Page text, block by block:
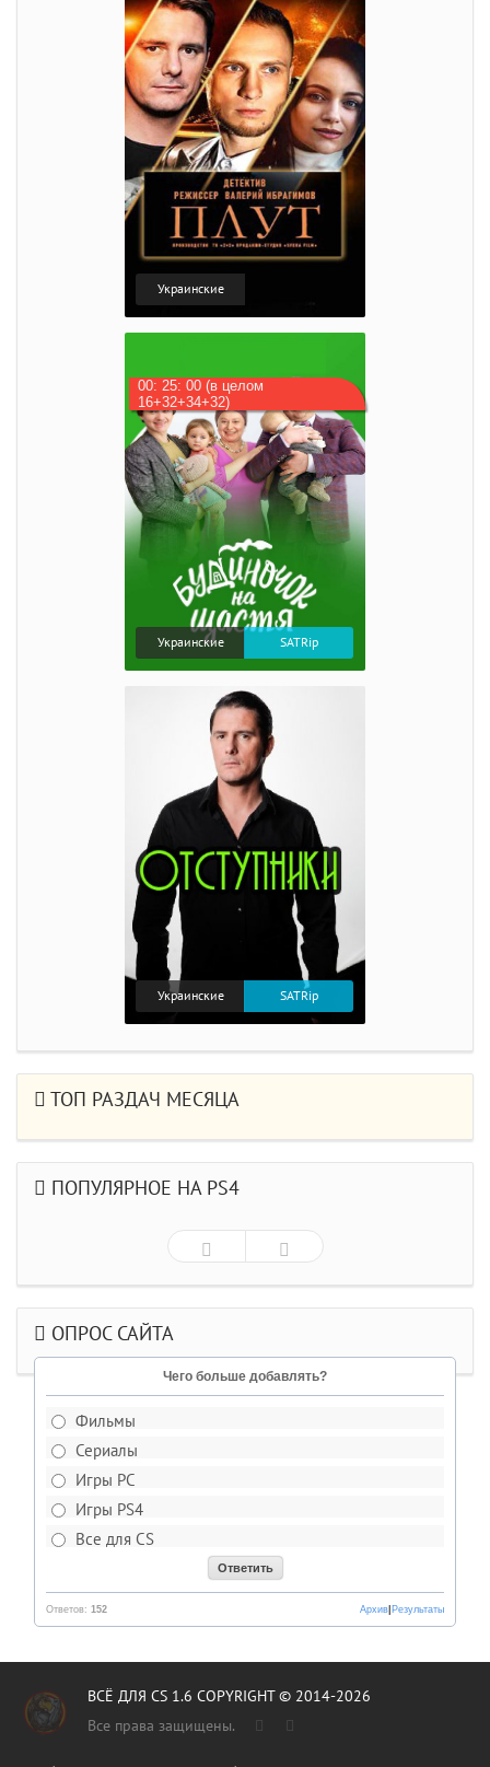
Украинские
00: 25: 00 (в целом
16+32+34+32)
Украинские SATRip
Украинские SATRip
ТОП РАЗДАЧ МЕСЯЦА
ПОПУЛЯРНОЕ НА PS4
ОПРОС САЙТА
Чего больше добавлять?
Фильмы
Сериалы
Игры PC
Игры PS4
Все для CS
Ответов: 152 Результаты
Архив
ВСЁ ДЛЯ CS 1.6 COPYRIGHT © 2014-2026
Все права защищены.